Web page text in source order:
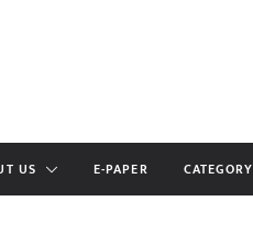
US E-PAPER CATEGORY